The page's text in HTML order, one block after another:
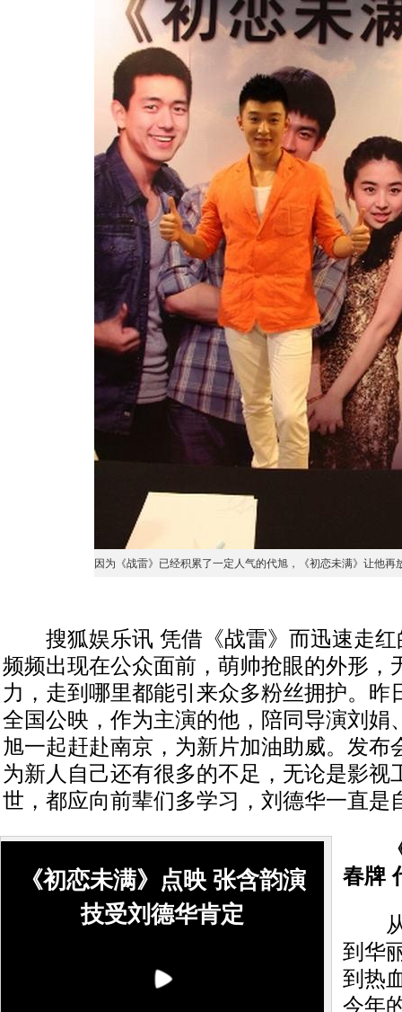
因为《战雷》已经积累了一定人气的代旭，《初恋未满》让他再
搜狐娱乐讯 凭借《战雷》而迅速走红
频频出现在公众面前，萌帅抢眼的外形，
力，走到哪里都能引来众多粉丝拥护。昨
全国公映，作为主演的他，陪同导演刘娟
旭一起赶赴南京，为新片加油助威。发布
为新人自己还有很多的不足，无论是影视
世，都应向前辈们多学习，刘德华一直是
《初恋未满》点映 张含韵演
技受刘德华肯定
《
春牌
从
到华
到热
今年